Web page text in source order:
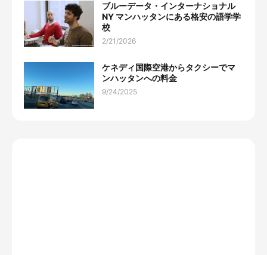
ブルーデータ・インターナショナル
NY マンハッタンにある格安の語学学
校
2/21/2026
ケネディ国際空港からタクシーでマ
ンハッタンへの料金
9/24/2025